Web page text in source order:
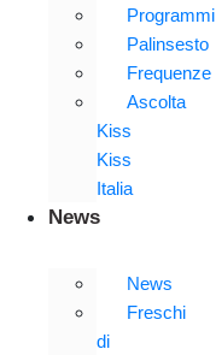
Programmi
Palinsesto
Frequenze
Ascolta
Kiss
Kiss
Italia
News
News
Freschi
di